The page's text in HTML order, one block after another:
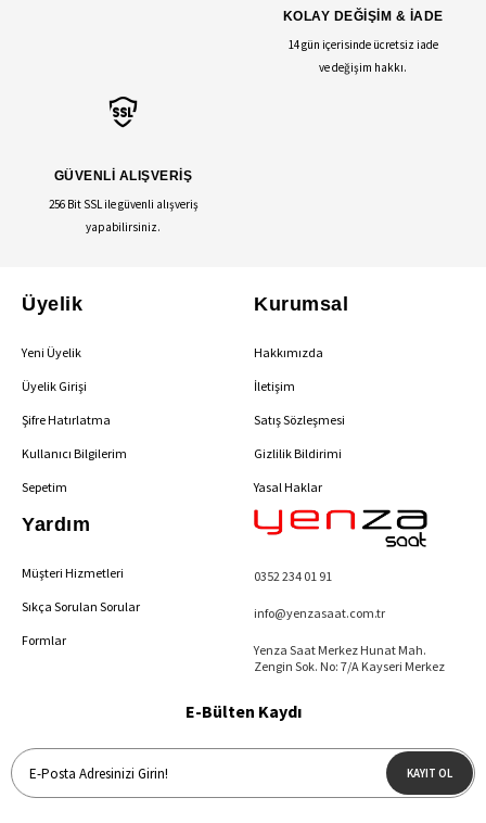
KOLAY DEĞİŞİM & İADE
14 gün içerisinde ücretsiz iade
ve değişim hakkı.
GÜVENLİ ALIŞVERİŞ
256 Bit SSL ile güvenli alışveriş
yapabilirsiniz.
Üyelik
Yeni Üyelik
Üyelik Girişi
Şifre Hatırlatma
Kullanıcı Bilgilerim
Sepetim
Kurumsal
Hakkımızda
İletişim
Satış Sözleşmesi
Gizlilik Bildirimi
Yasal Haklar
Yardım
Müşteri Hizmetleri
Sıkça Sorulan Sorular
Formlar
0352 234 01 91
info@yenzasaat.com.tr
Yenza Saat Merkez Hunat Mah.
Zengin Sok. No: 7/A Kayseri Merkez
E-Bülten Kaydı
KAYIT OL